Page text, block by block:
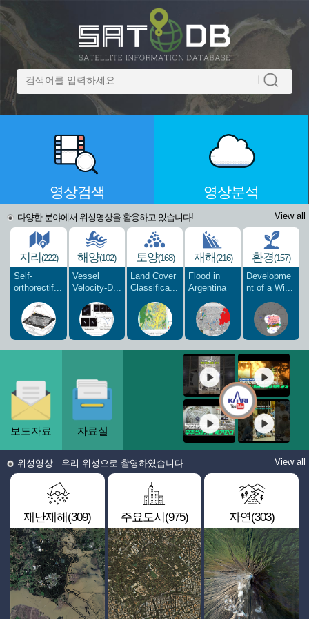
영상검색 영상분석
다양한 분야에서 위성영상을 활용하고 있습니다! View all
지리(222)
Self-
orthorectif...
해양(102)
Vessel
Velocity-D...
토양(168)
Land Cover
Classifica...
재해(216)
Flood in
Argentina
환경(157)
Developme
nt of a Wi...
보도자료 자료실
위성영상...우리 위성으로 촬영하였습니다. View all
재난재해(309) 주요도시(975) 자연(303)